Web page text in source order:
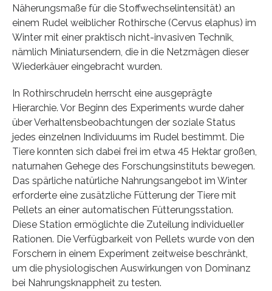
Näherungsmaße für die Stoffwechselintensität) an
einem Rudel weiblicher Rothirsche (Cervus elaphus) im
Winter mit einer praktisch nicht-invasiven Technik,
nämlich Miniatursendern, die in die Netzmägen dieser
Wiederkäuer eingebracht wurden.
In Rothirschrudeln herrscht eine ausgeprägte
Hierarchie. Vor Beginn des Experiments wurde daher
über Verhaltensbeobachtungen der soziale Status
jedes einzelnen Individuums im Rudel bestimmt. Die
Tiere konnten sich dabei frei im etwa 45 Hektar großen,
naturnahen Gehege des Forschungsinstituts bewegen.
Das spärliche natürliche Nahrungsangebot im Winter
erforderte eine zusätzliche Fütterung der Tiere mit
Pellets an einer automatischen Fütterungsstation.
Diese Station ermöglichte die Zuteilung individueller
Rationen. Die Verfügbarkeit von Pellets wurde von den
Forschern in einem Experiment zeitweise beschränkt,
um die physiologischen Auswirkungen von Dominanz
bei Nahrungsknappheit zu testen.